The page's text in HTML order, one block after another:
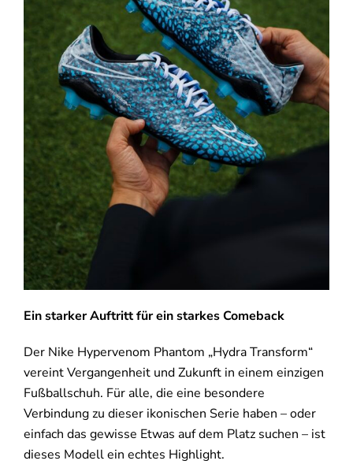
Ein starker Auftritt für ein starkes Comeback
Der Nike Hypervenom Phantom „Hydra Transform“
vereint Vergangenheit und Zukunft in einem einzigen
Fußballschuh. Für alle, die eine besondere
Verbindung zu dieser ikonischen Serie haben – oder
einfach das gewisse Etwas auf dem Platz suchen – ist
dieses Modell ein echtes Highlight.